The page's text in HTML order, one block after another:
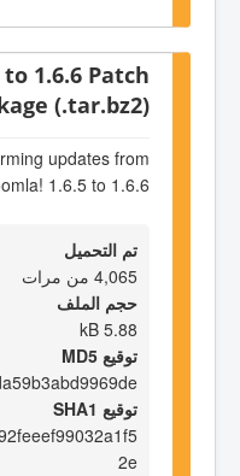
1.6.6 Patch
(.tar.bz2)
updates from
1.6.5 to 1.6.6
تم التحميل
4,065 من مرات
حجم الملف
5.88 kB
توقيع MD5
توقيع SHA1
2e